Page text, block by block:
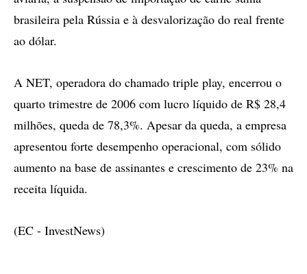
brasileira pela Rússia e à desvalorização do real frente
ao dólar.
A NET, operadora do chamado triple play, encerrou o
quarto trimestre de 2006 com lucro líquido de R$ 28,4
milhões, queda de 78,3%. Apesar da queda, a empresa
apresentou forte desempenho operacional, com sólido
aumento na base de assinantes e crescimento de 23% na
receita líquida.
(EC - InvestNews)